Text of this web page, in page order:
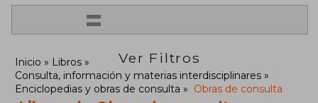
=
Ver Filtros
Inicio
Libros
Consulta, información y materias interdisciplinares
Enciclopedias y obras de consulta
Obras de consulta